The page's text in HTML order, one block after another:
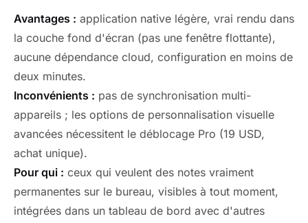
Avantages : application native légère, vrai rendu dans
la couche fond d'écran (pas une fenêtre flottante),
aucune dépendance cloud, configuration en moins de
deux minutes.
Inconvénients : pas de synchronisation multi-
appareils ; les options de personnalisation visuelle
avancées nécessitent le déblocage Pro (19 USD,
achat unique).
Pour qui : ceux qui veulent des notes vraiment
permanentes sur le bureau, visibles à tout moment,
intégrées dans un tableau de bord avec d'autres